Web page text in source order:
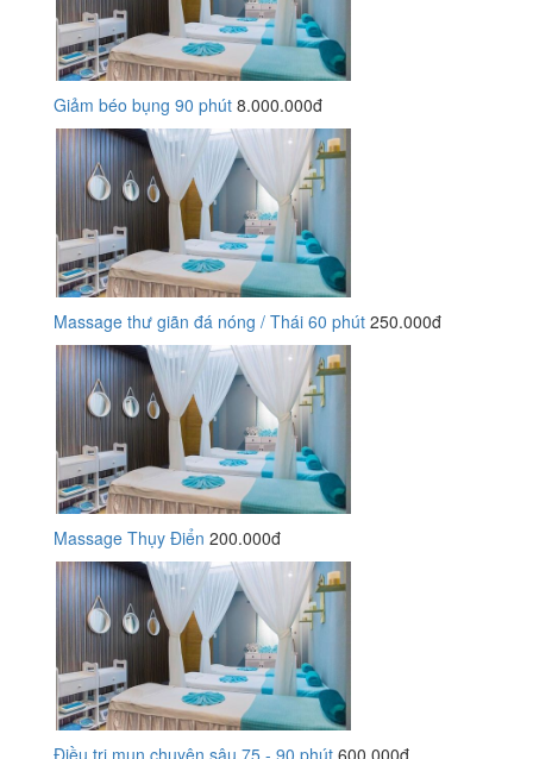
Giảm béo bụng 90 phút 8.000.000đ
Massage thư giãn đá nóng / Thái 60 phút 250.000đ
Massage Thụy Điển 200.000đ
Điều trị mụn chuyên sâu 75 - 90 phút 600.000đ